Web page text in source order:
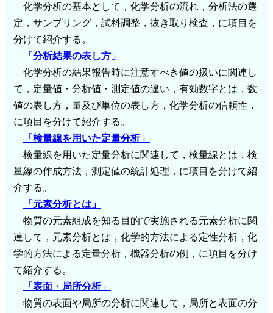
化学分析の基本として，化学分析の流れ，分析法の選
定，サンプリング，試料調整，抜き取り検査，に項目を
分けて紹介する。
「分析結果の表し方」
化学分析の結果報告時に注意すべき値の扱いに関連し
て，定量値・分析値・測定値の違い，有効数字とは，数
値の表し方，量及び単位の表し方，化学分析の信頼性，
に項目を分けて紹介する。
「検量線を用いた定量分析」
検量線を用いた定量分析に関連して，検量線とは，検
量線の作成方法，測定値の統計処理，に項目を分けて紹
介する。
「元素分析とは」
物質の元素組成を知る目的で実施される元素分析に関
連して，元素分析とは，化学的方法による定性分析，化
学的方法による定量分析，機器分析の例，に項目を分け
て紹介する。
「表面・局所分析」
物質の表面や局所の分析に関連して，局所と表面の分